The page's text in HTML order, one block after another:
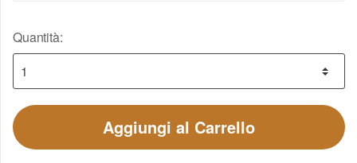
Quantità:
Aggiungi al Carrello